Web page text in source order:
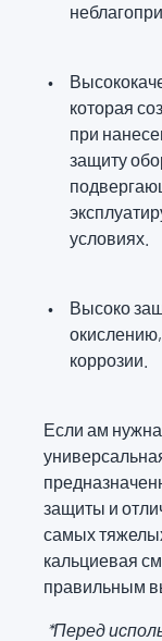
которая
при
защиту
условиях.
Высоко
коррозии.
Если ам
защиты и
самых
кальциевая
правильным
*Перед